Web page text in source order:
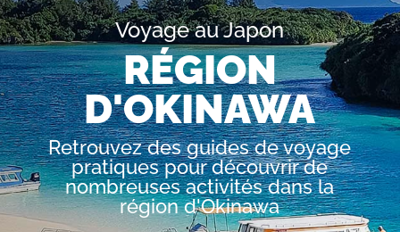
Voyage au Japon
RÉGION
D'OKINAWA
Retrouvez des guides de voyage
pratiques pour découvrir de
nombreuses activités dans la
région d'Okinawa